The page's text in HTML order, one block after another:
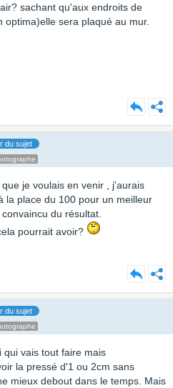
sachant qu'aux endroits de
optima)elle sera plaqué au mur.
du sujet
je voulais en venir , j'aurais
la place du 100 pour un meilleur
du résultat.
pourrait avoir?
du sujet
qui vais tout faire mais
la pressé d'1 ou 2cm sans
mieux debout dans le temps. Mais